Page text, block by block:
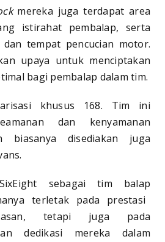
mereka juga terdapat area
istirahat pembalap, serta
tempat pencucian motor.
upaya untuk menciptakan
bagi pembalap dalam tim.
khusus 168. Tim ini
dan kenyamanan
biasanya disediakan juga
sebagai tim balap
terletak pada prestasi
tetapi juga pada
dedikasi mereka dalam